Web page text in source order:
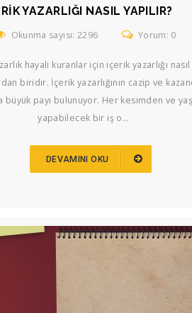
YAZARLIĞI NASIL YAPILIR?
Okunma sayısı: 2296 Yorum: 0
hayali kuranlar için içerik yazarlığı
biridir. İçerik yazarlığının cazip ve
büyük payı bulunuyor. Her kesimden ve
yapabilecek bir iş o...
DEVAMINI OKU